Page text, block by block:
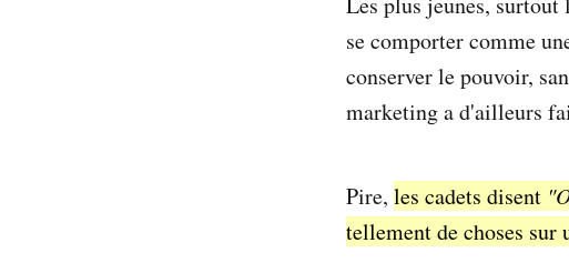
se comporter comme
conserver le pouvoir,
marketing a d'ailleurs
Pire, les cadets disent
tellement de choses